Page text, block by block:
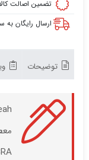
تضمین اصالت
ارسال رایگان به
توضیحات